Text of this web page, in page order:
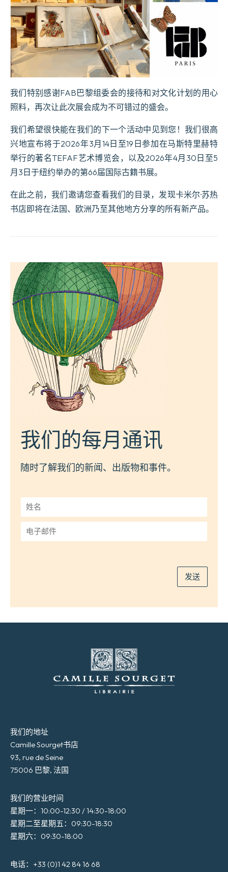
我们特别感谢FAB巴黎组委会的接待和对文化计划的用心
照料，再次让此次展会成为不可错过的盛会。
我们希望很快能在我们的下一个活动中见到您！我们很高
兴地宣布将于2026年3月14日至19日参加在马斯特里赫特
举行的著名TEFAF艺术博览会，以及2026年4月30日至5
月3日于纽约举办的第66届国际古籍书展。
在此之前，我们邀请您查看我们的目录，发现卡米尔·苏热
书店即将在法国、欧洲乃至其他地方分享的所有新产品。
我们的每月通讯
随时了解我们的新闻、出版物和事件。
姓
名
*
子
发送
我们的地址
Camille Sourget书店
93, rue de Seine
75006 巴黎, 法国
我们的营业时间
星期一：10:00-12:30 / 14:30-18:00
星期二至星期五：09:30-18:30
星期六：09:30-18:00
电话：+33 (0)1 42 84 16 68